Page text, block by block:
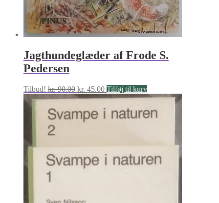
Jagthundeglæder af Frode S.
Pedersen
Tilbud! kr.90.00 Den
oprindelige
var:
kr. 90.00.
kr. 45.00Den
aktuelle
pris
Tilføj til kurv